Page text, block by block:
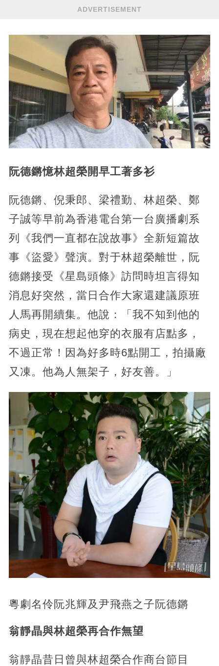
ADVERTISEMENT
阮德鏘憶林超榮開早工著多衫
阮德鏘、倪秉郎、梁禮勤、林超榮、鄭
子誠等早前為香港電台第一台廣播劇系
列《我們一直都在說故事》全新短篇故
事《盜愛》聲演。對于林超榮離世，阮
德鏘接受《星島頭條》訪問時坦言得知
消息好突然，當日合作大家還建議原班
人馬再開續集。他說：「我不知到他的
病史，現在想起他穿的衣服有店點多，
不過正常！因為好多時6點開工，拍攝廠
又凍。他為人無架子，好友善。」
粵劇名伶阮兆輝及尹飛燕之子阮德鏘
翁靜晶與林超榮再合作無望
翁靜晶昔日曾與林超榮合作商台節目